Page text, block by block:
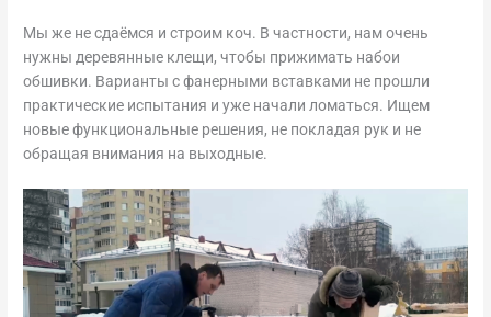
Мы же не сдаёмся и строим коч. В частности, нам очень
нужны деревянные клещи, чтобы прижимать набои
обшивки. Варианты с фанерными вставками не прошли
практические испытания и уже начали ломаться. Ищем
новые функциональные решения, не покладая рук и не
обращая внимания на выходные.